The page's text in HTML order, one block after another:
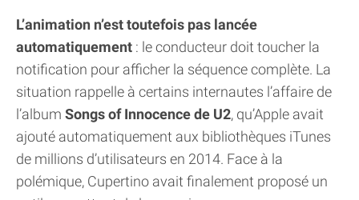
L’animation n’est toutefois pas lancée
automatiquement : le conducteur doit toucher la
notification pour afficher la séquence complète. La
situation rappelle à certains internautes l’affaire de
l’album Songs of Innocence de U2, qu’Apple avait
ajouté automatiquement aux bibliothèques iTunes
de millions d’utilisateurs en 2014. Face à la
polémique, Cupertino avait finalement proposé un